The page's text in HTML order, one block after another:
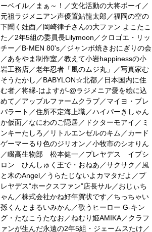
ーベイル／まぁ～！／文化活動の大将ボーイ／
元祖ラジメニアン声優置鮎龍太郎／福岡の空の
下聞く娃酉／岡崎律子さんの大ファン よこたこ
た／2年5組の委員長Lilymoon／クロゴエ・リッ
チー／B-MEN 80's／ジャンボ焼きおにぎりの会
／あをやま制作室／教えて小岩happinessの小
岩工務店／老年忍者「風のムジ丸」／写真家む
そうたかし／BABYLON☆北都／日本国内に住
む者／将縁-はよすが-@ラジメニア愛を絵に込
めて／アップルファームクラブ／マイヨ・プレ
パラート／住所不定海上職／ハイパーきしゃん
か仮面／なにわのご隠居／ドクターモアイ／ミ
ンキーたしろ／リトルエンゼルのキム／カード
ゲーマーるり色のジリオン／小牧市のシオりん
／畷高生物部 松本健一／プレヤデス イプシ
ロン ひんしゅく王で・おねあ／サクサク／風
と木のAngel／うらたじないよカマタだよ／プ
レヤデス“ホークスファン”店長サル／おじぃち
ゃん／株式会社かね好年賀状です／ちっちゃい
孫くんとまるいみかん／歌うヒーロー G-キン
グ・たなこうたなお／ねむり姫AMIKA／クラフ
ァンが生んだ永遠の2年5組・ジェームスたけ／